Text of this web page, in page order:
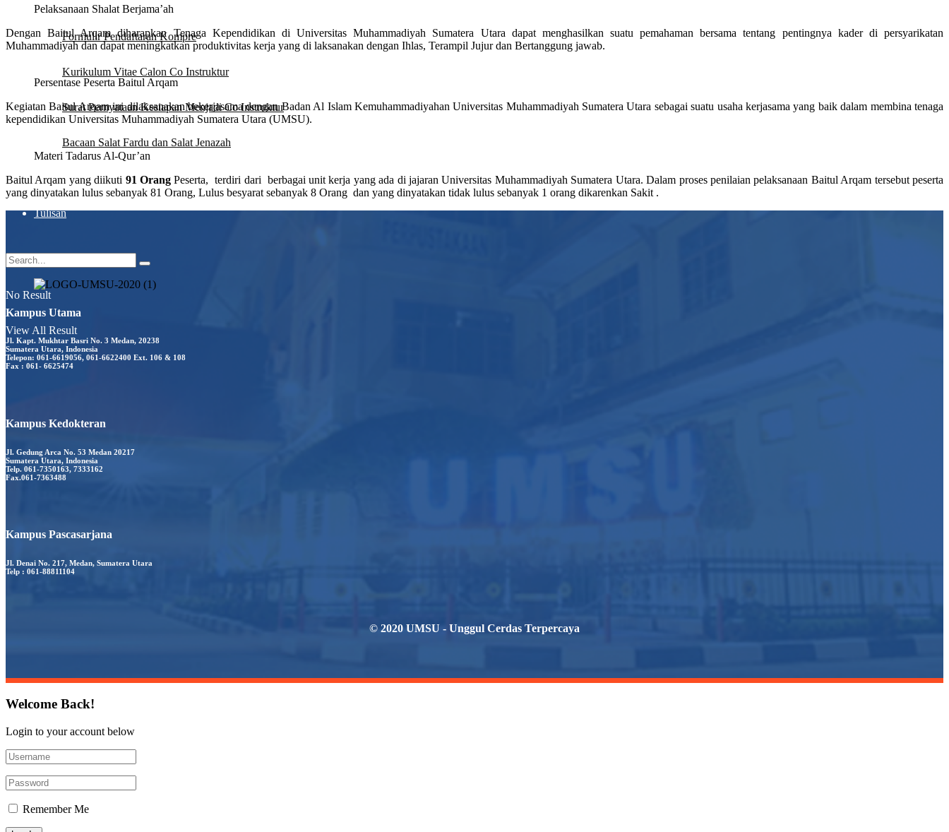
Formulir Pendaftaran Kompre
Kurikulum Vitae Calon Co Instruktur
Surat Pernyataan Kesiapan Menjadi Co Instruktur
Bacaan Salat Fardu dan Salat Jenazah
Video
Tulisan
No Result
View All Result
Pelaksanaan Shalat Berjama’ah
Dengan Baitul Arqam diharapkan Tenaga Kependidikan di Universitas Muhammadiyah Sumatera Utara dapat menghasilkan suatu pemahaman bersama tentang pentingnya kader di persyarikatan
Muhammadiyah dan dapat meningkatkan produktivitas kerja yang di laksanakan dengan Ihlas, Terampil Jujur dan Bertanggung jawab.
Persentase Peserta Baitul Arqam
Kegiatan Baitul Arqam ini dilaksanakan bekerjasama dengan Badan Al Islam Kemuhammadiyahan Universitas Muhammadiyah Sumatera Utara sebagai suatu usaha kerjasama yang baik dalam membina tenaga
kependidikan Universitas Muhammadiyah Sumatera Utara (UMSU).
Materi Tadarus Al-Qur’an
Baitul Arqam yang diikuti 91 Orang Peserta, terdiri dari berbagai unit kerja yang ada di jajaran Universitas Muhammadiyah Sumatera Utara. Dalam proses penilaian pelaksanaan Baitul Arqam tersebut peserta
yang dinyatakan lulus sebanyak 81 Orang, Lulus besyarat sebanyak 8 Orang dan yang dinyatakan tidak lulus sebanyak 1 orang dikarenkan Sakit .
Kampus Utama
Jl. Kapt. Mukhtar Basri No. 3 Medan, 20238
Sumatera Utara, Indonesia
Telepon: 061-6619056, 061-6622400 Ext. 106 & 108
Fax : 061- 6625474
Kampus Kedokteran
Jl. Gedung Arca No. 53 Medan 20217
Sumatera Utara, Indonesia
Telp. 061-7350163, 7333162
Fax.061-7363488
Kampus Pascasarjana
Jl. Denai No. 217, Medan, Sumatera Utara
Telp : 061-88811104
© 2020 UMSU - Unggul Cerdas Terpercaya
Welcome Back!
Login to your account below
Remember Me